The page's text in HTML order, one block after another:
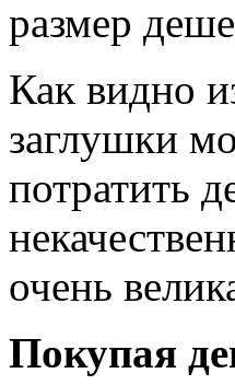
размер
Как видно
заглушки
потратить
очень
Покупая